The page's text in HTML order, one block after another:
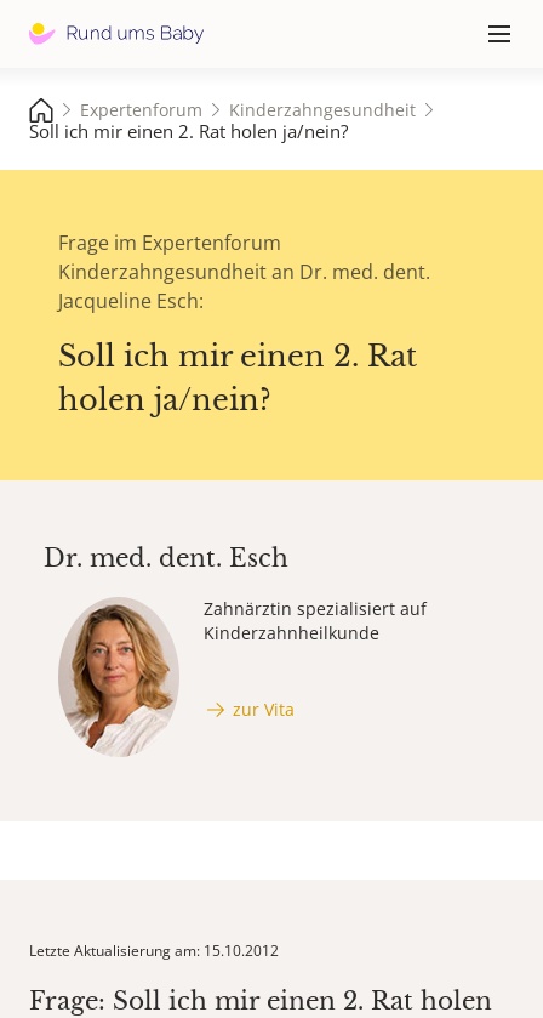
≡
Expertenforum Kinderzahngesundheit
Soll ich mir einen 2. Rat holen ja/nein?
Frage im Expertenforum
Kinderzahngesundheit an Dr. med. dent.
Jacqueline Esch:
Soll ich mir einen 2. Rat
holen ja/nein?
Dr. med. dent. Esch
Zahnärztin spezialisiert auf
Kinderzahnheilkunde
zur Vita
Letzte Aktualisierung am: 15.10.2012
Frage: Soll ich mir einen 2. Rat holen